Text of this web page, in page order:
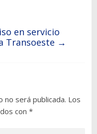
en servicio
Transoeste →
no será publicada. Los
con *